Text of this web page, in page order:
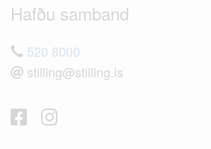
Hafðu samband
520 8000
stilling@stilling.is